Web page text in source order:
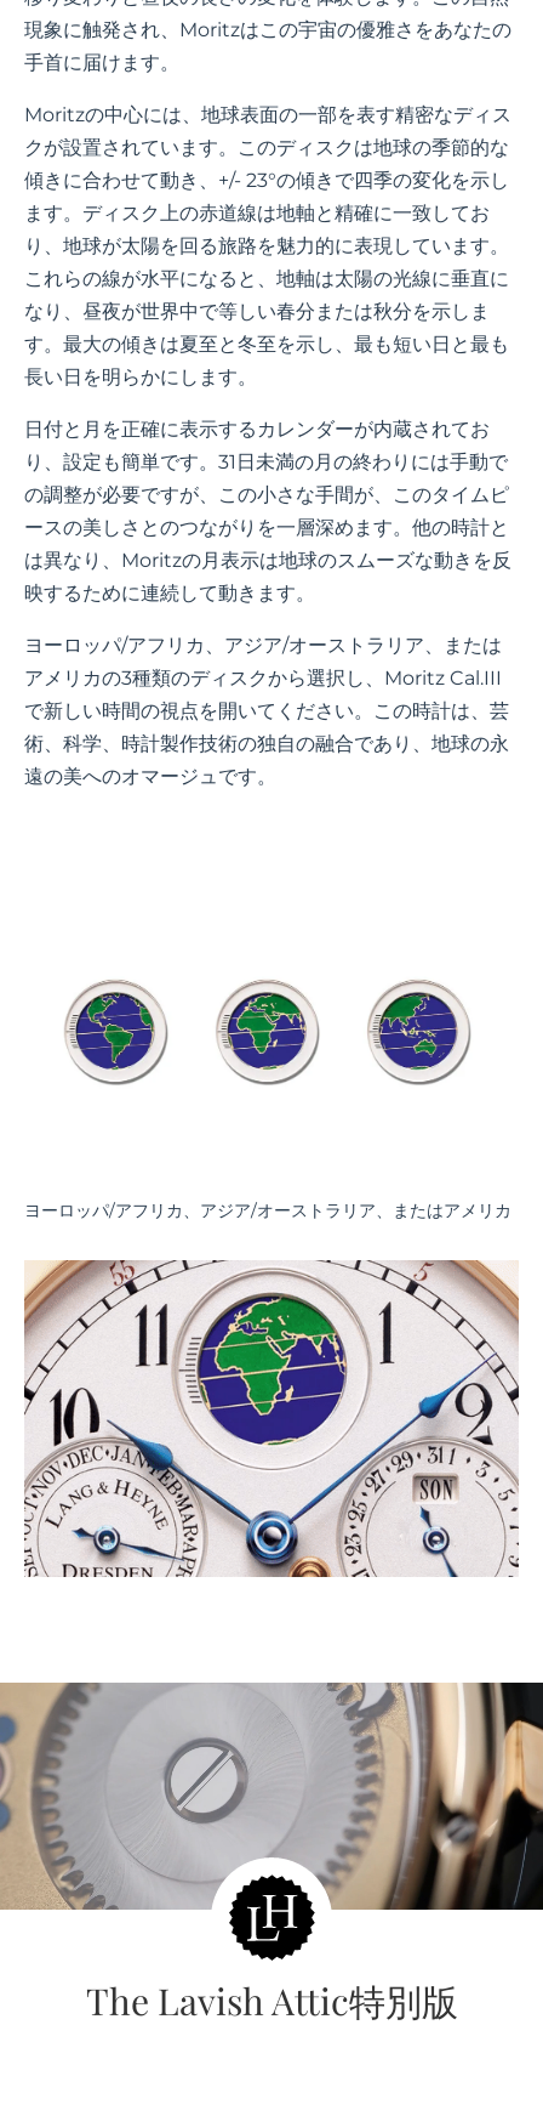
現象に触発され、Moritzはこの宇宙の優雅さをあなたの
手首に届けます。
Moritzの中心には、地球表面の一部を表す精密なディス
クが設置されています。このディスクは地球の季節的な
傾きに合わせて動き、+/- 23°の傾きで四季の変化を示し
ます。ディスク上の赤道線は地軸と精確に一致してお
り、地球が太陽を回る旅路を魅力的に表現しています。
これらの線が水平になると、地軸は太陽の光線に垂直に
なり、昼夜が世界中で等しい春分または秋分を示しま
す。最大の傾きは夏至と冬至を示し、最も短い日と最も
長い日を明らかにします。
日付と月を正確に表示するカレンダーが内蔵されてお
り、設定も簡単です。31日未満の月の終わりには手動で
の調整が必要ですが、この小さな手間が、このタイムピ
ースの美しさとのつながりを一層深めます。他の時計と
は異なり、Moritzの月表示は地球のスムーズな動きを反
映するために連続して動きます。
ヨーロッパ/アフリカ、アジア/オーストラリア、または
アメリカの3種類のディスクから選択し、Moritz Cal.III
で新しい時間の視点を開いてください。この時計は、芸
術、科学、時計製作技術の独自の融合であり、地球の永
遠の美へのオマージュです。
ヨーロッパ/アフリカ、アジア/オーストラリア、またはアメリカ
The Lavish Attic特別版